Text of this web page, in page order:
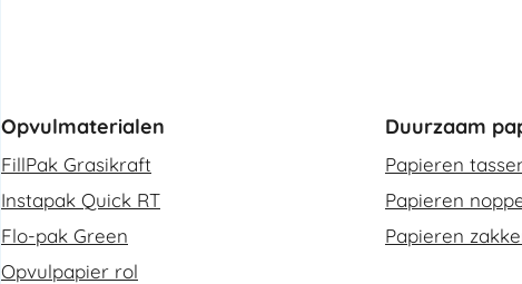
Opvulmaterialen
FillPak Grasikraft
Instapak Quick RT
Flo-pak Green
Opvulpapier rol
Duurzaam
Papieren
Papieren
Papieren